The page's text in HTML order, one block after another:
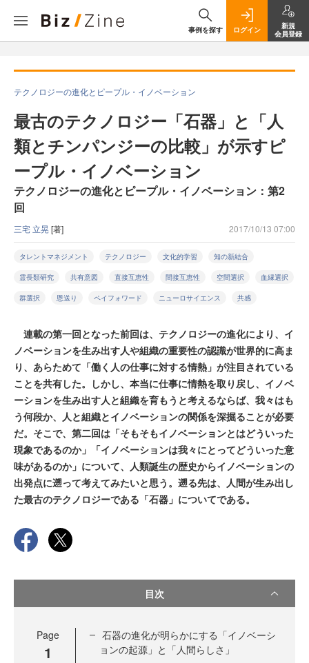
事例を探す ログイン
新規
会員登録
テクノロジーの進化とピープル・イノベーション
最古のテクノロジー「石器」と「人
類とチンパンジーの比較」が示すピ
ープル・イノベーション
テクノロジーの進化とピープル・イノベーション：第2
回
三宅 立晃 [著] 2017/10/13 07:00
タレントマネジメント テクノロジー 文化的学習 知の新結合
霊長類研究 共有意図 直接互恵性 間接互恵性 空間選択 血縁選択
群選択 恩送り ペイフォワード ニューロサイエンス 共感
連載の第一回となった前回は、テクノロジーの進化により、イ
ノベーションを生み出す人や組織の重要性の認識が世界的に高ま
り、あらためて「働く人の仕事に対する情熱」が注目されている
ことを共有した。しかし、本当に仕事に情熱を取り戻し、イノベ
ーションを生み出す人と組織を育もうと考えるならば、我々はも
う何段か、人と組織とイノベーションの関係を深掘ることが必要
だ。そこで、第二回は「そもそもイノベーションとはどういった
現象であるのか」「イノベーションは我々にとってどういった意
味があるのか」について、人類誕生の歴史からイノベーションの
出発点に遡って考えてみたいと思う。遡る先は、人間が生み出し
た最古のテクノロジーである「石器」についてである。
目次
Page
1
石器の進化が明らかにする「イノベーシ
ョンの起源」と「人間らしさ」